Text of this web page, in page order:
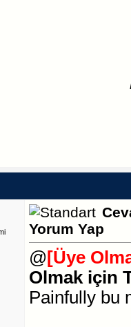
Yorum Yap
@[Üye
Olmak için
Painfully bu